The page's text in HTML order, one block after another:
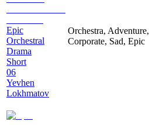
Epic
Orchestral
Drama
Short
06
Yevhen
Lokhmatov
Orchestra, Adventure,
Corporate, Sad, Epic